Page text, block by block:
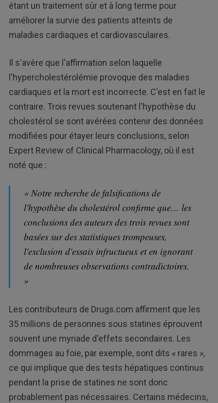
étant un traitement sûr et à long terme pour
améliorer la survie des patients atteints de
maladies cardiaques et cardiovasculaires.
Il s'avère que l'affirmation selon laquelle
l'hypercholestérolémie provoque des maladies
cardiaques et la mort est incorrecte. C'est en fait le
contraire. Trois revues soutenant l'hypothèse du
cholestérol se sont avérées contenir des données
modifiées pour étayer leurs conclusions, selon
Expert Review of Clinical Pharmacology, où il est
noté que :
« Notre recherche de falsifications de
l'hypothèse du cholestérol confirme que… les
conclusions des auteurs des trois revues sont
basées sur des statistiques trompeuses,
l'exclusion d'essais infructueux et en ignorant
de nombreuses observations contradictoires.
»
Les contributeurs de Drugs.com affirment que les
35 millions de personnes sous statines éprouvent
souvent une myriade d'effets secondaires. Les
dommages au foie, par exemple, sont dits « rares »,
ce qui implique que des tests hépatiques continus
pendant la prise de statines ne sont donc
probablement pas nécessaires. Certains médecins,